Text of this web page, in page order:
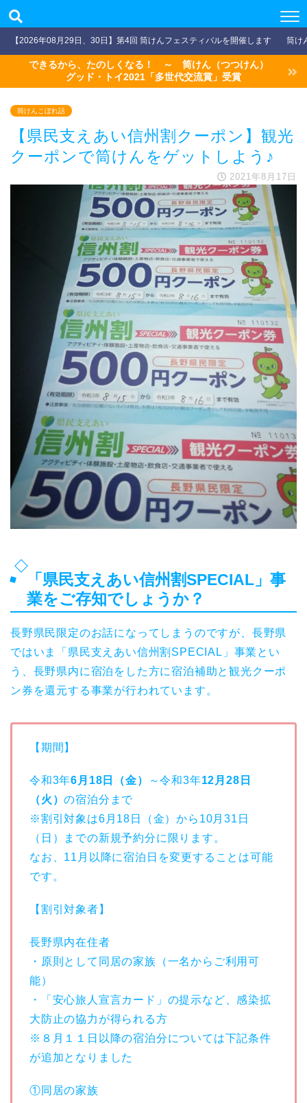
【2026年08月29日、30日】第4回 筒けんフェスティバルを開催します 筒け
できるから、たのしくなる！ ～ 筒けん（つつけん）
グッド・トイ2021「多世代交流賞」受賞
筒けんこぼれ話
【県民支えあい信州割クーポン】観光
クーポンで筒けんをゲットしよう♪
2021年8月17日
「県民支えあい信州割SPECIAL」事
業をご存知でしょうか？
長野県民限定のお話になってしまうのですが、長野県
ではいま「県民支えあい信州割SPECIAL」事業とい
う、長野県内に宿泊をした方に宿泊補助と観光クーポ
ン券を還元する事業が行われています。
【期間】
令和3年6月18日（金） ～令和3年12月28日
（火）の宿泊分まで
※割引対象は6月18日（金）から10月31日
（日）までの新規予約分に限ります。
なお、11月以降に宿泊日を変更することは可能
です。
【割引対象者】
長野県内在住者
・原則として同居の家族（一名からご利用可
能）
・「安心旅人宣言カード」の提示など、感染拡
大防止の協力が得られる方
※８月１１日以降の宿泊分については下記条件
が追加となりました
①同居の家族